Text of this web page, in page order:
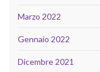
Marzo 2022
Gennaio 2022
Dicembre 2021